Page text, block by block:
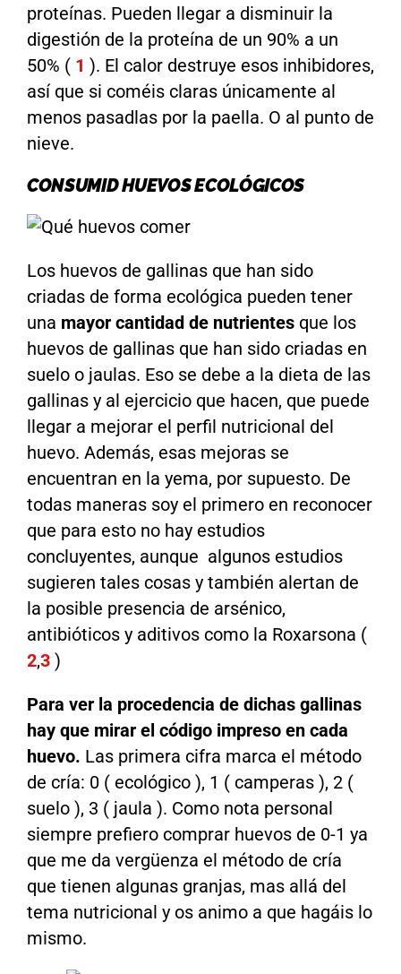
proteínas. Pueden llegar a disminuir la
digestión de la proteína de un 90% a un
50% ( 1 ). El calor destruye esos inhibidores,
así que si coméis claras únicamente al
menos pasadlas por la paella. O al punto de
nieve.
CONSUMID HUEVOS ECOLÓGICOS
Los huevos de gallinas que han sido
criadas de forma ecológica pueden tener
una mayor cantidad de nutrientesque los
huevos de gallinas que han sido criadas en
suelo o jaulas. Eso se debe a la dieta de las
gallinas y al ejercicio que hacen, que puede
llegar a mejorar el perfil nutricional del
huevo. Además, esas mejoras se
encuentran en la yema, por supuesto. De
todas maneras soy el primero en reconocer
que para esto no hay estudios
concluyentes, aunque algunos estudios
sugieren tales cosas y también alertan de
la posible presencia de arsénico,
antibióticos y aditivos como la Roxarsona (
2,3 )
Para ver la procedencia de dichas gallinas
hay que mirar el código impreso en cada
huevo. Las primera cifra marca el método
de cría: 0 ( ecológico ), 1 ( camperas ), 2 (
suelo ), 3 ( jaula ). Como nota personal
siempre prefiero comprar huevos de 0-1 ya
que me da vergüenza el método de cría
que tienen algunas granjas, mas allá del
tema nutricional y os animo a que hagáis lo
mismo.